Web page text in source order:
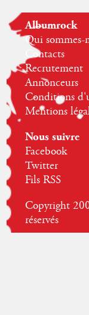
Albumrock
Qui sommes-
Contacts
Recrutement
Annonceurs
Conditions
Mentions
Nous suivre
Facebook
Twitter
Fils RSS
Copyright
réservés